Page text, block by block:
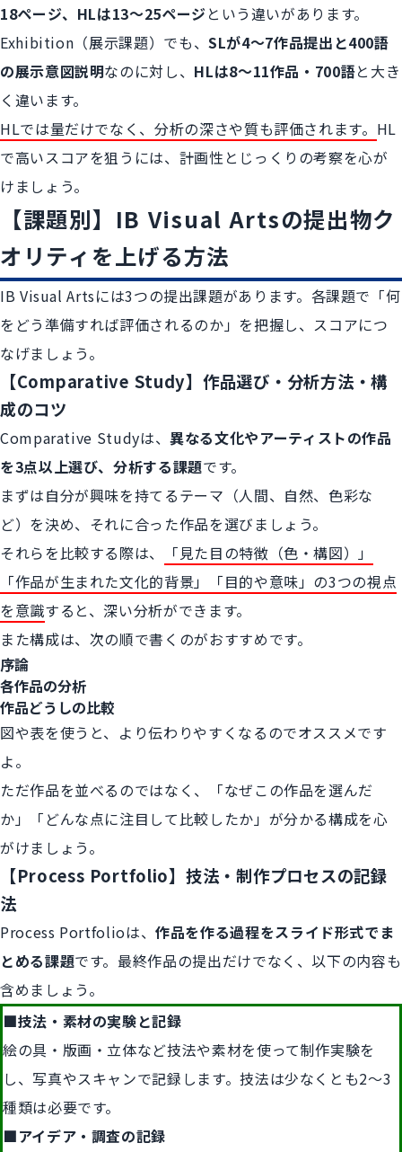
18ページ、HLは13～25ページという違いがあります。
Exhibition（展示課題）でも、SLが4〜7作品提出と400語
の展示意図説明なのに対し、 HLは8〜11作品・700語と大き
く違います。
HLでは量だけでなく、分析の深さや質も評価されます。 HL
で高いスコアを狙うには、計画性とじっくりの考察を心が
けましょう。
【課題別】IB Visual Artsの提出物ク
オリティを上げる方法
IB Visual Artsには3つの提出課題があります。各課題で「何
をどう準備すれば評価されるのか」を把握し、スコアにつ
なげましょう。
【Comparative Study】作品選び・分析方法・構
成のコツ
Comparative Studyは、異なる文化やアーティストの作品
を3点以上選び、分析する課題です。
まずは自分が興味を持てるテーマ（人間、自然、色彩な
ど）を決め、それに合った作品を選びましょう。
それらを比較する際は、
「見た目の特徴（色・構図）」
「作品が生まれた文化的背景」「目的や意味」の3つの視点
を意識すると、深い分析ができます。
また構成は、次の順で書くのがおすすめです。
序論
各作品の分析
作品どうしの比較
図や表を使うと、より伝わりやすくなるのでオススメです
よ。
ただ作品を並べるのではなく、「なぜこの作品を選んだ
か」「どんな点に注目して比較したか」が分かる構成を心
がけましょう。
【Process Portfolio】技法・制作プロセスの記録
法
Process Portfolioは、作品を作る過程をスライド形式でま
とめる課題です。最終作品の提出だけでなく、以下の内容も
含めましょう。
■技法・素材の実験と記録
絵の具・版画・立体など技法や素材を使って制作実験を
し、写真やスキャンで記録します。技法は少なくとも2～3
種類は必要です。
■アイデア・調査の記録